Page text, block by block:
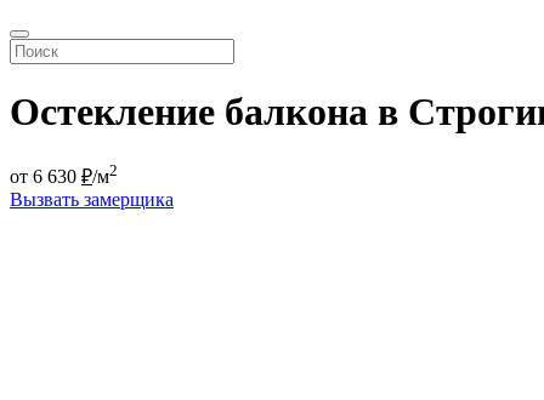
Остекление балкона в
от 6 630 ₽/м2
Вызвать замерщика